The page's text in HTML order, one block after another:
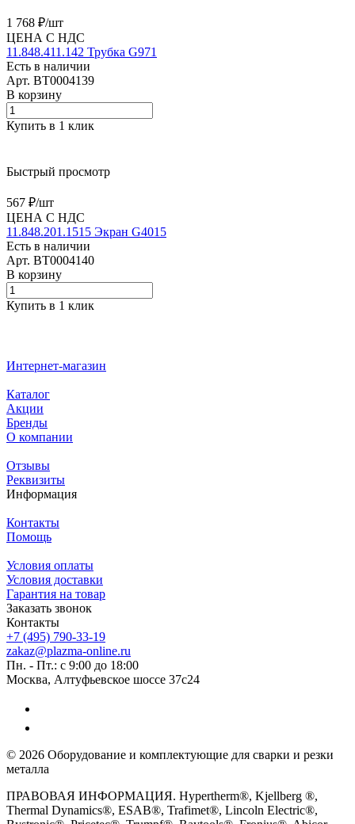
1 768 ₽/шт
ЦЕНА С НДС
11.848.411.142 Трубка G971
Есть в наличии
Арт. BT0004139
В корзину
Купить в 1 клик
Быстрый просмотр
567 ₽/шт
ЦЕНА С НДС
11.848.201.1515 Экран G4015
Есть в наличии
Арт. BT0004140
В корзину
Купить в 1 клик
Интернет-магазин
Каталог
Акции
Бренды
О компании
Отзывы
Реквизиты
Информация
Контакты
Помощь
Условия оплаты
Условия доставки
Гарантия на товар
Заказать звонок
Контакты
+7 (495) 790-33-19
zakaz@plazma-online.ru
Пн. - Пт.: с 9:00 до 18:00
Москва, Алтуфьевское шоссе 37с24
© 2026 Оборудование и комплектующие для сварки и резки
металла
ПРАВОВАЯ ИНФОРМАЦИЯ. Hypertherm®, Kjellberg ®,
Thermal Dynamics®, ESAB®, Trafimet®, Lincoln Electric®,